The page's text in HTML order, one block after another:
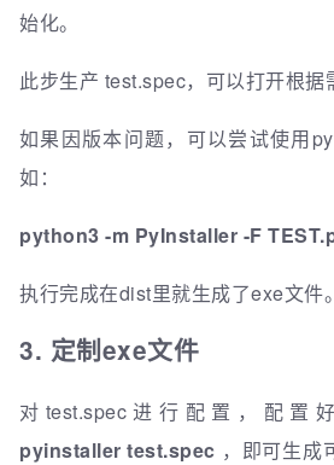
始化。
此步生产 test.spec，可以打开根据
如果因版本问题，可以尝试使用
如：
python3 -m PyInstaller -F
执行完成在dist里就生成了exe文件。
3. 定制exe文件
对test.spec进行配置，配置
pyinstaller test.spec ，即可生成